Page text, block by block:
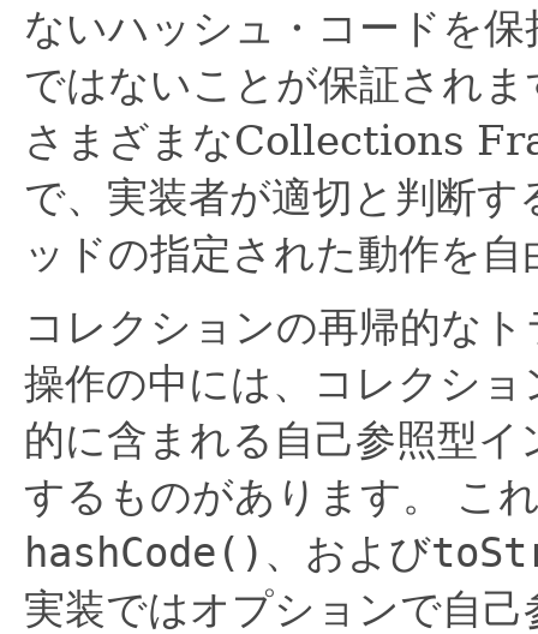
ないハッシュ・コードを
ではないことが保証されま
さまざまなCollections
で、実装者が適切と判断
ッドの指定された動作を
コレクションの再帰的な
操作の中には、コレクシ
的に含まれる自己参照型
するものがあります。
こ
hashCode() 、および
実装ではオプションで自